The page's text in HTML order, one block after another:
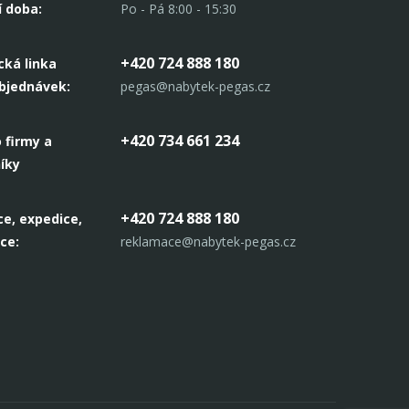
doba: Po - Pá 8:00 - 15:30
linka
+420 724 888 180
pegas@nabytek-pegas.cz
firmy a
+420 734 661 234
expedice,
+420 724 888 180
reklamace@nabytek-pegas.cz